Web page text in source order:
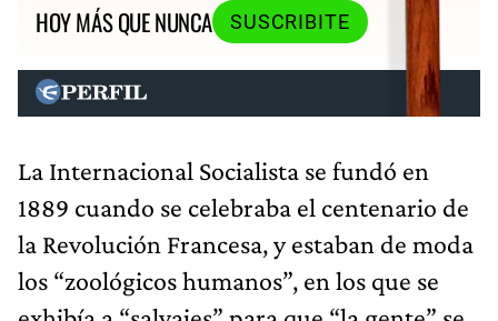
HOY MÁS QUE NUNCA
SUSCRIBITE
La Internacional Socialista se fundó en
1889 cuando se celebraba el centenario de
la Revolución Francesa, y estaban de moda
los “zoológicos humanos”, en los que se